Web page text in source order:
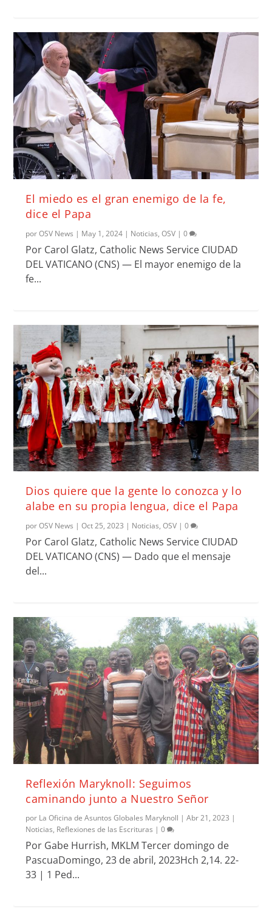
El miedo es el gran enemigo de la fe,
dice el Papa
porOSV News | May 1, 2024 | Noticias,OSV |0
Por Carol Glatz, Catholic News Service CIUDAD
DEL VATICANO (CNS) — El mayor enemigo de la
fe...
Dios quiere que la gente lo conozca y lo
alabe en su propia lengua, dice el Papa
porOSV News |Oct 25, 2023 | Noticias,OSV |0
Por Carol Glatz, Catholic News Service CIUDAD
DEL VATICANO (CNS) — Dado que el mensaje
del...
Reflexión Maryknoll: Seguimos
caminando junto a Nuestro Señor
por La Oficina de Asuntos Globales Maryknoll |Abr 21, 2023 |
Noticias, Reflexiones de las Escrituras |0
Por Gabe Hurrish, MKLM Tercer domingo de
PascuaDomingo, 23 de abril, 2023Hch 2,14. 22-
33 | 1 Ped...